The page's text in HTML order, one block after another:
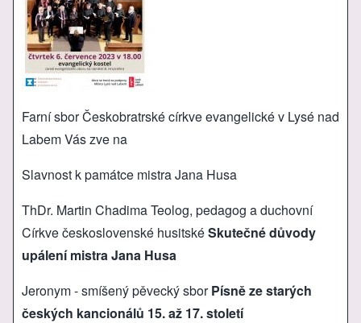
Farní sbor Českobratrské církve evangelické v Lysé nad
Labem Vás zve na
Slavnost k památce mistra Jana Husa
ThDr. Martin Chadima Teolog, pedagog a duchovní
Církve československé husitskéSkutečné důvody
upálení mistra Jana Husa
Jeronym - smíšený pěvecký sborPísně ze starých
českých kancionálů 15. až 17. století